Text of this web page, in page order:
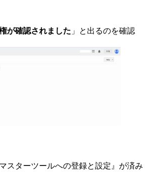
が確認されました 」と出るのを確認
スターツールへの登録と設定』が済み